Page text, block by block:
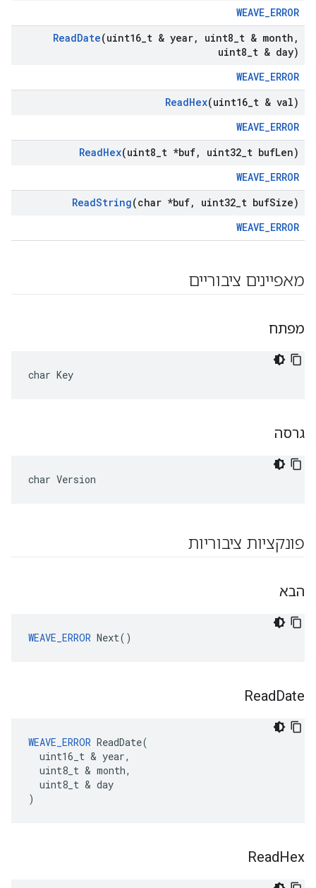
WEAVE_ERROR
ReadDate(uint16 t & year, uint8 t & month ,
uint8 t & day)
WEAVE_ERROR
ReadHex(uint16 t & val)
WEAVE_ERROR
ReadHex(uint8 t *buf, uint32 t bufLen)
WEAVE_ERROR
ReadString(char *buf, uint32 t bufSize)
WEAVE_ERROR
מאפיינים ציבוריים
מפתח
char Key
גרסה
char Version
פונקציות ציבוריות
הבא
WEAVE_ERROR Next()
ReadDate
WEAVE_ERROR ReadDate(
  uint16_t & year,
  uint8_t & month,
  uint8_t & day
)
ReadHex